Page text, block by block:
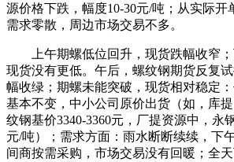
源价格下跌，幅度10-30元/吨；从实际开
需求零散，周边市场交易不多。
上午期螺低位回升，现货跌幅收窄
现货没有更低。午后，螺纹钢期货反复
幅收绿；期螺未能突破，现货相对稳定
基本不变，中小公司原价出货（如，库
纹钢基价3340-3360元，厂提资源中，永
元/吨）；需求方面：雨水断断续续，下
间商按需采购，市场交易没有回暖；全